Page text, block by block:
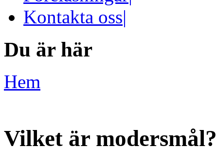
Kontakta oss|
Du är här
Hem
Vilket är modersmål?